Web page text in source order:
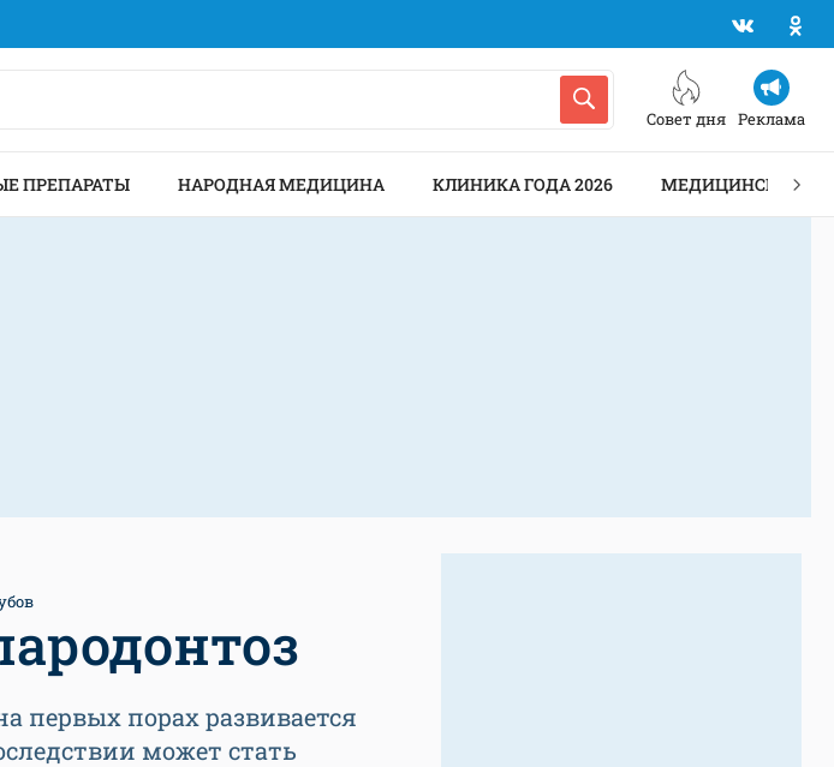
Совет дня Реклама
ПРЕПАРАТЫ НАРОДНАЯ МЕДИЦИНА КЛИНИКА ГОДА 2026 МЕДИЦИНСКИЕ
первых порах развивается
может стать